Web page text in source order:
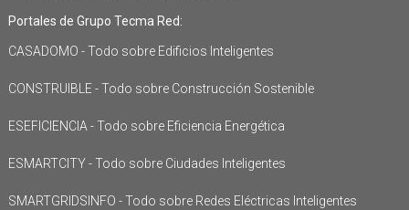
Portales de Grupo Tecma Red:
CASADOMO - Todo sobre Edificios Inteligentes
CONSTRUIBLE - Todo sobre Construcción Sostenible
ESEFICIENCIA - Todo sobre Eficiencia Energética
ESMARTCITY - Todo sobre Ciudades Inteligentes
SMARTGRIDSINFO - Todo sobre Redes Eléctricas Inteligentes